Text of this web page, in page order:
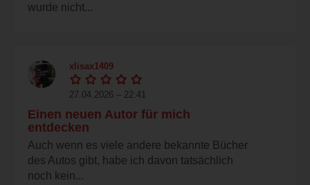
wurde nicht...
xlisax1409
27.04.2026 – 22:41
Einen neuen Autor für mich
entdecken
Auch wenn es viele andere bekannte Bücher
des Autos gibt, habe ich davon tatsächlich
noch kein...